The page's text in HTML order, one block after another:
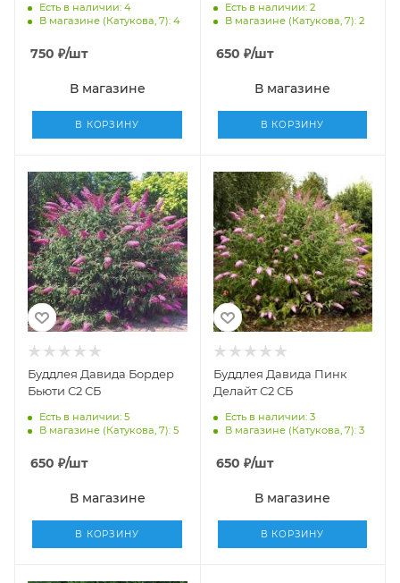
Есть в наличии: 4
В магазине (Катукова, 7): 4
750 ₽/шт
В магазине
В КОРЗИНУ
Есть в наличии: 2
В магазине (Катукова, 7): 2
650 ₽/шт
В магазине
В КОРЗИНУ
Буддлея Давида Бордер
Бьюти С2 СБ
Есть в наличии: 5
В магазине (Катукова, 7): 5
650 ₽/шт
В магазине
В КОРЗИНУ
Буддлея Давида Пинк
Делайт С2 СБ
Есть в наличии: 3
В магазине (Катукова, 7): 3
650 ₽/шт
В магазине
В КОРЗИНУ